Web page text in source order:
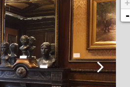
l
+
-